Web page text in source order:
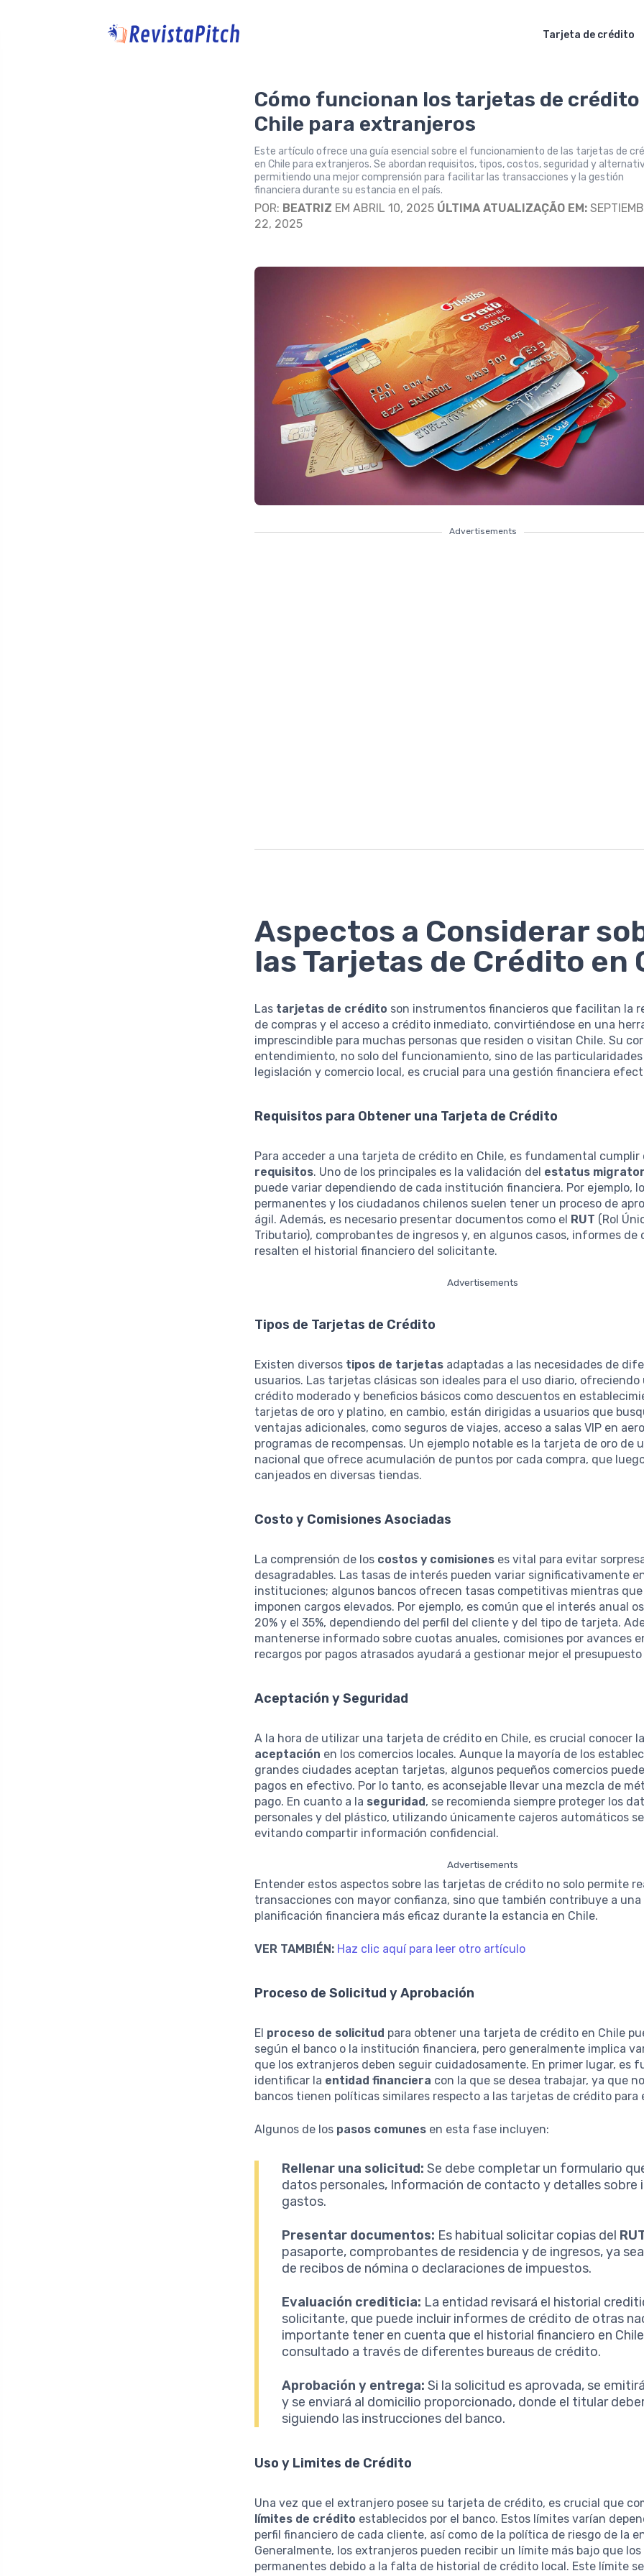
Tarjeta de crédito
Cómo funcionan los tarjetas de crédito
Chile para extranjeros
Este artículo ofrece una guía esencial sobre el funcionamiento de las tarjetas de
en Chile para extranjeros. Se abordan requisitos, tipos, costos, seguridad y
permitiendo una mejor comprensión para facilitar las transacciones y la gestión
financiera durante su estancia en el país.
POR: BEATRIZ EM ABRIL 10, 2025 ÚLTIMA ATUALIZAÇÃO EM:
22, 2025
Advertisements
Aspectos a Considerar
las Tarjetas de Crédito en
Las tarjetas de crédito son instrumentos financieros que facilitan la
de compras y el acceso a crédito inmediato, convirtiéndose en una
imprescindible para muchas personas que residen o visitan Chile. Su
entendimiento, no solo del funcionamiento, sino de las
legislación y comercio local, es crucial para una gestión financiera
Requisitos para Obtener una Tarjeta de Crédito
Para acceder a una tarjeta de crédito en Chile, es fundamental cumplir
requisitos. Uno de los principales es la validación del estatus
puede variar dependiendo de cada institución financiera. Por ejemplo,
permanentes y los ciudadanos chilenos suelen tener un proceso de
ágil. Además, es necesario presentar documentos como el RUT (Rol
Tributario), comprobantes de ingresos y, en algunos casos, informes de
resalten el historial financiero del solicitante.
Advertisements
Tipos de Tarjetas de Crédito
Existen diversos tipos de tarjetas adaptadas a las necesidades de
usuarios. Las tarjetas clásicas son ideales para el uso diario,
crédito moderado y beneficios básicos como descuentos en
tarjetas de oro y platino, en cambio, están dirigidas a usuarios que
ventajas adicionales, como seguros de viajes, acceso a salas VIP en
programas de recompensas. Un ejemplo notable es la tarjeta de oro de
nacional que ofrece acumulación de puntos por cada compra, que
canjeados en diversas tiendas.
Costo y Comisiones Asociadas
La comprensión de los costos y comisiones es vital para evitar
desagradables. Las tasas de interés pueden variar significativamente
instituciones; algunos bancos ofrecen tasas competitivas mientras
imponen cargos elevados. Por ejemplo, es común que el interés anual
20% y el 35%, dependiendo del perfil del cliente y del tipo de tarjeta.
mantenerse informado sobre cuotas anuales, comisiones por avances
recargos por pagos atrasados ayudará a gestionar mejor el presupuesto
Aceptación y Seguridad
A la hora de utilizar una tarjeta de crédito en Chile, es crucial conocer la
aceptación en los comercios locales. Aunque la mayoría de los
grandes ciudades aceptan tarjetas, algunos pequeños comercios
pagos en efectivo. Por lo tanto, es aconsejable llevar una mezcla de
pago. En cuanto a la seguridad, se recomienda siempre proteger los
personales y del plástico, utilizando únicamente cajeros automáticos
evitando compartir información confidencial.
Advertisements
Entender estos aspectos sobre las tarjetas de crédito no solo permite
transacciones con mayor confianza, sino que también contribuye a una
planificación financiera más eficaz durante la estancia en Chile.
VER TAMBIÉN: Haz clic aquí para leer otro artículo
Proceso de Solicitud y Aprobación
El proceso de solicitud para obtener una tarjeta de crédito en Chile
según el banco o la institución financiera, pero generalmente implica
que los extranjeros deben seguir cuidadosamente. En primer lugar, es
identificar la entidad financiera con la que se desea trabajar, ya que
bancos tienen políticas similares respecto a las tarjetas de crédito para
Algunos de los pasos comunes en esta fase incluyen:
Rellenar una solicitud: Se debe completar un formulario
datos personales, Información de contacto y detalles sobre
gastos.
Presentar documentos: Es habitual solicitar copias del
pasaporte, comprobantes de residencia y de ingresos, ya
de recibos de nómina o declaraciones de impuestos.
Evaluación crediticia: La entidad revisará el historial
solicitante, que puede incluir informes de crédito de otras
importante tener en cuenta que el historial financiero en
consultado a través de diferentes bureaus de crédito.
Aprobación y entrega: Si la solicitud es aprovada, se
y se enviará al domicilio proporcionado, donde el titular
siguiendo las instrucciones del banco.
Uso y Limites de Crédito
Una vez que el extranjero posee su tarjeta de crédito, es crucial que
límites de crédito establecidos por el banco. Estos límites varían
perfil financiero de cada cliente, así como de la política de riesgo de la
Generalmente, los extranjeros pueden recibir un límite más bajo que
permanentes debido a la falta de historial de crédito local. Este límite